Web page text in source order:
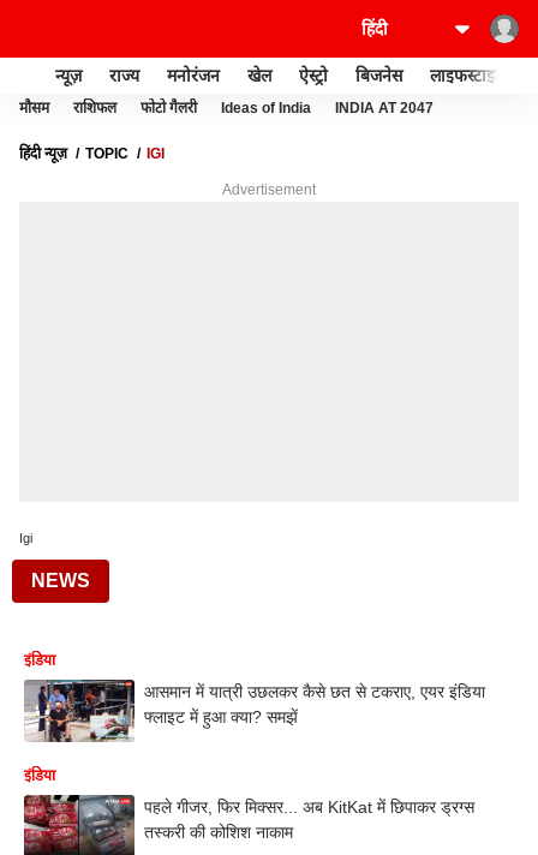
न्यूज़ राज्य मनोरंजन खेल ऐस्ट्रो बिजनेस लाइफस्टाइल
मौसम राशिफल फोटो गैलरी Ideas of India INDIA AT 2047
हिंदी न्यूज़ TOPIC IGI
Advertisement
Igi
NEWS
इंडिया
आसमान में यात्री उछलकर कैसे छत से टकराए, एयर इंडिया
फ्लाइट में हुआ क्या? समझें
इंडिया
पहले गीजर, फिर मिक्सर... अब KitKat में छिपाकर ड्रग्स
तस्करी की कोशिश नाकाम